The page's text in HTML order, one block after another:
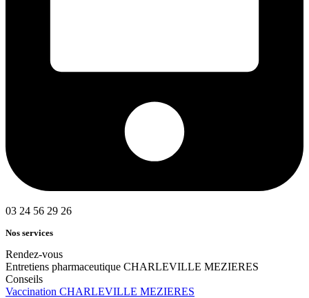
03 24 56 29 26
Nos services
Rendez-vous
Entretiens pharmaceutique CHARLEVILLE MEZIERES
Conseils
Vaccination CHARLEVILLE MEZIERES